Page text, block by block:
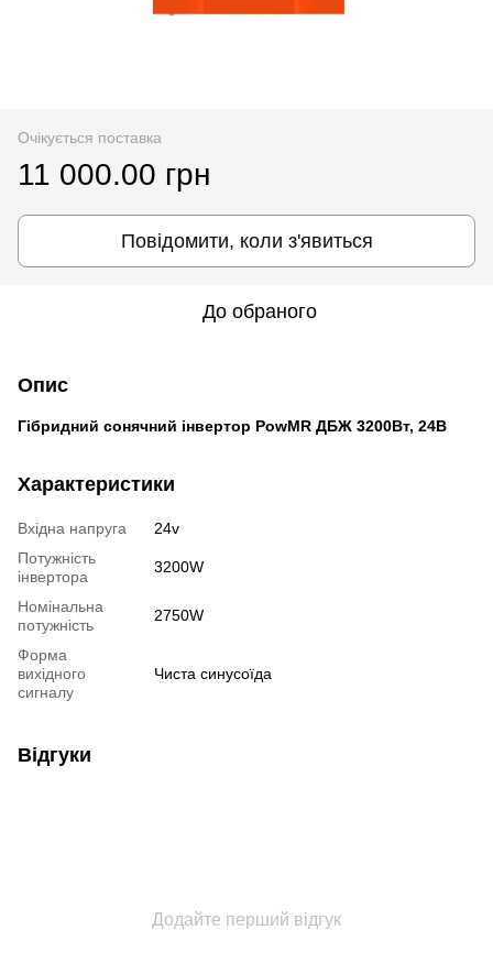
Очікується поставка
11 000.00 грн
Повідомити, коли з'явиться
До обраного
Опис
Гібридний сонячний інвертор PowMR ДБЖ 3200Вт, 24В
Характеристики
Вхідна напруга
24v
Потужність
інвертора
3200W
Номінальна
потужність
2750W
Форма
вихідного
сигналу
Чиста синусоїда
Відгуки
Додайте перший відгук